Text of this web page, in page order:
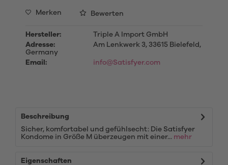
Merken Bewerten
Hersteller:
Triple A Import GmbH
Adresse:
Am Lenkwerk 3, 33615 Bielefeld,
Germany
Email:
info@Satisfyer.com
Beschreibung
Sicher, komfortabel und gefühlsecht: Die Satisfyer
Kondome in Größe M überzeugen mit einer... mehr
Eigenschaften